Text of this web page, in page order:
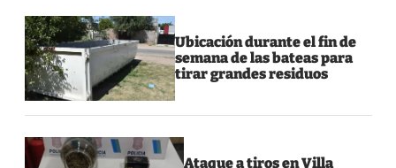
Ubicación durante el fin de
semana de las bateas para
tirar grandes residuos
Ataque a tiros en Villa